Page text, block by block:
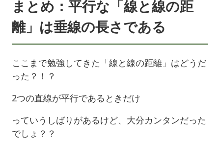
まとめ：平行な「線と線の距
離」は垂線の長さである
ここまで勉強してきた「線と線の距離」はどうだ
った？！？
2つの直線が平行であるときだけ
っていうしばりがあるけど、大分カンタンだった
でしょ？？